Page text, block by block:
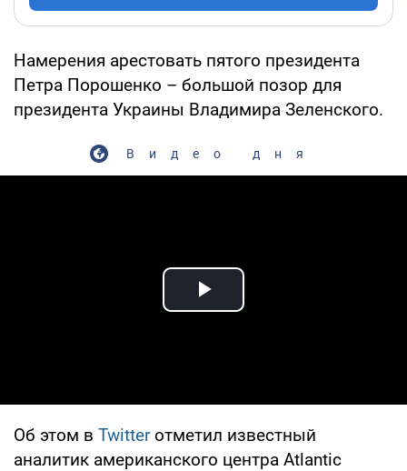
Намерения арестовать пятого президента
Петра Порошенко – большой позор для
президента Украины Владимира Зеленского.
Видео дня
Play Video
Об этом в Twitterотметил известный
аналитик американского центра Atlantic